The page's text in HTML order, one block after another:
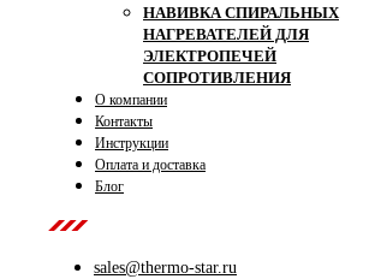
НАВИВКА СПИРАЛЬНЫХ
НАГРЕВАТЕЛЕЙ ДЛЯ
ЭЛЕКТРОПЕЧЕЙ
СОПРОТИВЛЕНИЯ
О компании
Контакты
Инструкции
Оплата и доставка
Блог
sales@thermo-star.ru